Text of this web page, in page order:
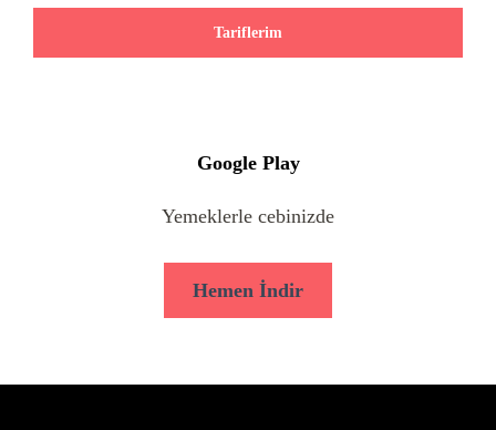
Tariflerim
Google Play
Yemeklerle cebinizde
Hemen İndir